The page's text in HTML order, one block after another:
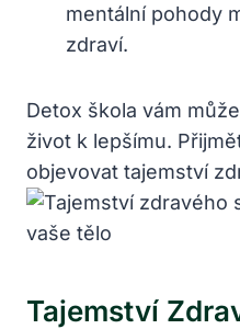
mentální pohody
zdraví.
Detox škola vám
život k lepšímu.
objevovat tajemství
Tajemství